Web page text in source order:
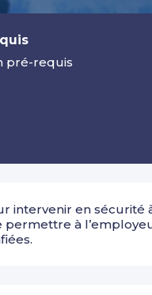
pré-requis
intervenir en sécurité
permettre à